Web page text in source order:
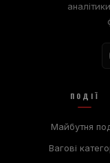
ПОДІЇ
Майбутня
Вагові